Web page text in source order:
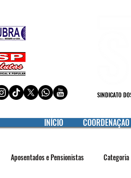
SINDICATO
INÍCIO
Aposentados e Pensionistas Categoria